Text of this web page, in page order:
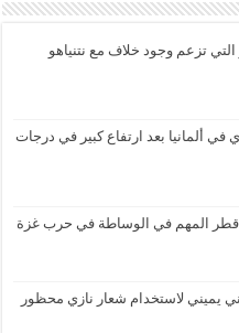
التي تزعم وجود خلاف مع نتنياهو
ألمانيا بعد ارتفاع كبير في درجات
قطر المهم في الوساطة في حرب غزة
يميني لاستخدام شعار نازي محظور